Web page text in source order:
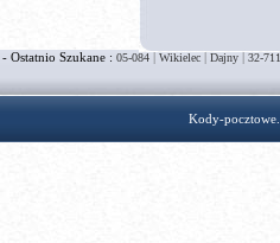
- Ostatnio Szukane : 05-084|Wikielec|Dajny|32-711
Kody-